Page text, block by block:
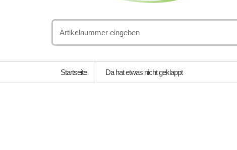
Startseite Da hat etwas nicht geklappt